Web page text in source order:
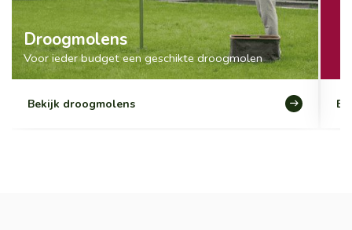
Droogmolens
Voor ieder budget een geschikte droogmolen
Bekijk droogmolens